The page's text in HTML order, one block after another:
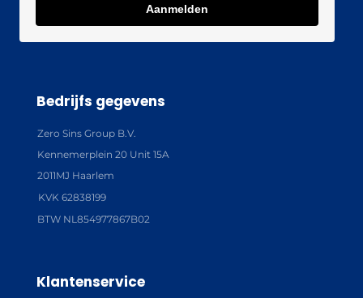
Aanmelden
Bedrijfs gegevens
Zero Sins Group B.V.
Kennemerplein 20 Unit 15A
2011MJ Haarlem
KVK 62838199
BTW NL854977867B02
Klantenservice